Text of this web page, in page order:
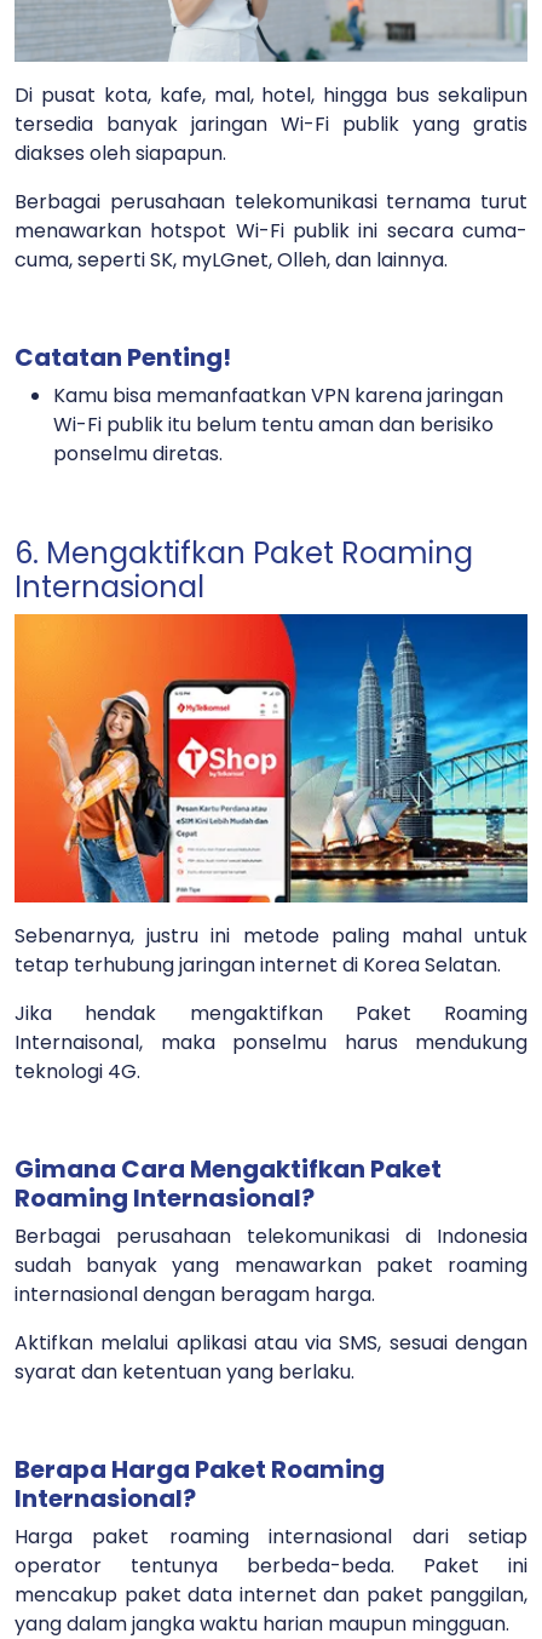
Di pusat kota, kafe, mal, hotel, hingga bus sekalipun
tersedia banyak jaringan Wi-Fi publik yang gratis
diakses oleh siapapun.
Berbagai perusahaan telekomunikasi ternama turut
menawarkan hotspot Wi-Fi publik ini secara cuma-
cuma, seperti SK, myLGnet, Olleh, dan lainnya.
Catatan Penting!
Kamu bisa memanfaatkan VPN karena jaringan
Wi-Fi publik itu belum tentu aman dan berisiko
ponselmu diretas.
6. Mengaktifkan Paket Roaming
Internasional
Sebenarnya, justru ini metode paling mahal untuk
tetap terhubung jaringan internet di Korea Selatan.
Jika hendak mengaktifkan Paket Roaming
Internaisonal, maka ponselmu harus mendukung
teknologi 4G.
Gimana Cara Mengaktifkan Paket
Roaming Internasional?
Berbagai perusahaan telekomunikasi di Indonesia
sudah banyak yang menawarkan paket roaming
internasional dengan beragam harga.
Aktifkan melalui aplikasi atau via SMS, sesuai dengan
syarat dan ketentuan yang berlaku.
Berapa Harga Paket Roaming
Internasional?
Harga paket roaming internasional dari setiap
operator tentunya berbeda-beda. Paket ini
mencakup paket data internet dan paket panggilan,
yang dalam jangka waktu harian maupun mingguan.